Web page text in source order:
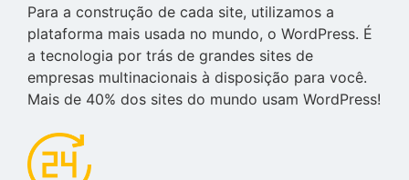
Para a construção de cada site, utilizamos a
plataforma mais usada no mundo, o WordPress. É
a tecnologia por trás de grandes sites de
empresas multinacionais à disposição para você.
Mais de 40% dos sites do mundo usam WordPress!